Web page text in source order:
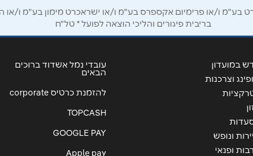
ו/או פרימיום אקספרס בע"מ ו/או ישראכרט מימון בע"מ ו/או
בריבית פיגורים והליכי הוצאה לפועל * טל"ח
במועדון
וצרכנות
ונופש
ופנאי
עובדי נמל אשדוד ברוכים
הבאים
להזמנת כרטיס corporate
TOPCASH
GOOGLE PAY
Apple pay